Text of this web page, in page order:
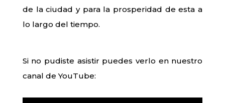
de la ciudad y para la prosperidad de esta a
lo largo del tiempo.
Si no pudiste asistir puedes verlo en nuestro
canal de YouTube: